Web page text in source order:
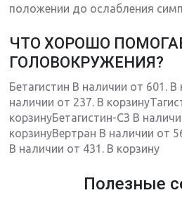
положении до ослабления
ЧТО ХОРОШО
ГОЛОВОКРУЖЕНИЯ?
Бетагистин В наличии от 601.
наличии от 237. В
корзинуБетагистин-СЗ В
корзинуВертран В наличии от
В наличии от 431. В корзину
Полезные